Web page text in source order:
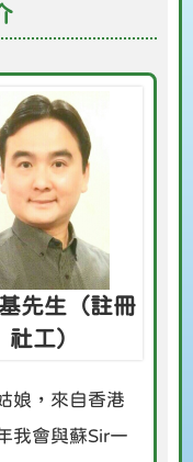
先生（註冊
社工）
娘，來自香港
我會與蘇Sir一